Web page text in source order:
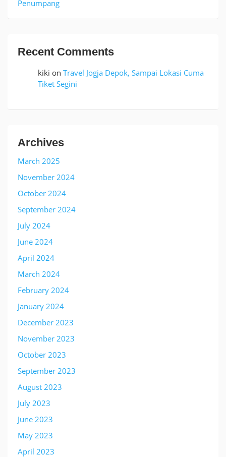
Penumpang
Recent Comments
kiki on Travel Jogja Depok, Sampai Lokasi Cuma
Tiket Segini
Archives
March 2025
November 2024
October 2024
September 2024
July 2024
June 2024
April 2024
March 2024
February 2024
January 2024
December 2023
November 2023
October 2023
September 2023
August 2023
July 2023
June 2023
May 2023
April 2023